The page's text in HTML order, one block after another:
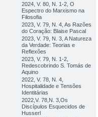
2024, V. 80, N. 1-2, O
Espectro do Marxismo na
Filosofia
2023, V. 79, N. 4, As Razões
do Coração: Blaise Pascal
2023, V. 79, N. 3, A Natureza
da Verdade: Teorias e
Reflexões
2023, V. 79, N. 1-2,
Redescobrindo S. Tomás de
Aquino
2022, V. 78, N. 4,
Hospitalidade e Tensões
Identitárias
2022,V. 78,N. 3,Os
Discípulos Esquecidos de
Husserl